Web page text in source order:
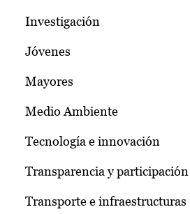
Investigación
Jóvenes
Mayores
Medio Ambiente
Tecnología e innovación
Transparencia y participación
Transporte e infraestructuras